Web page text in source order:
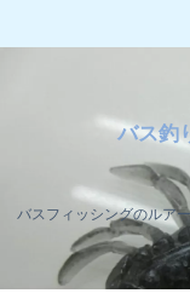
バス釣
バスフィッシングのルア